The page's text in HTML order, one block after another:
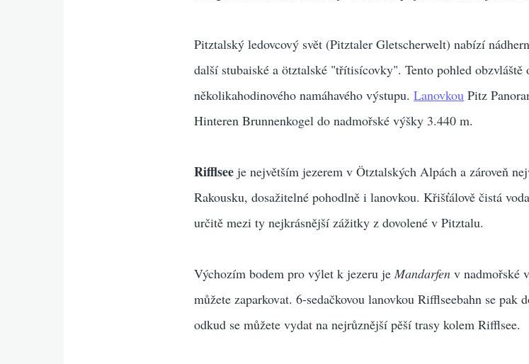
Pitztalský ledovcový svět (Pitztaler Gletscherwelt) nabízí
další stubaiské a ötztalské "třítisícovky". Tento pohled obzvláště
několikahodinového namáhavého výstupu.Lanovkou Pitz
Hinteren Brunnenkogel do nadmořské výšky 3.440 m.
Rifflsee je největším jezerem v Ötztalských Alpách a zároveň
Rakousku, dosažitelné pohodlně i lanovkou. Křišťálově čistá
určitě mezi ty nejkrásnější zážitky z dovolené v Pitztalu.
Výchozím bodem pro výlet k jezeru jeMandarfen v nadmořské
můžete zaparkovat. 6-sedačkovou lanovkou Rifflseebahn se pak
odkud se můžete vydat na nejrůznější pěší trasy kolem Rifflsee.